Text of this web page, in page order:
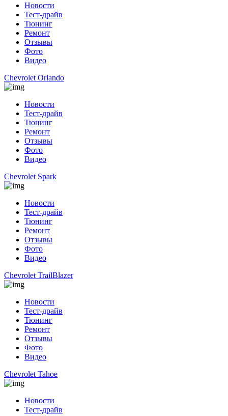
Новости
Тест-драйв
Тюнинг
Ремонт
Отзывы
Фото
Видео
Chevrolet Orlando
Новости
Тест-драйв
Тюнинг
Ремонт
Отзывы
Фото
Видео
Chevrolet Spark
Новости
Тест-драйв
Тюнинг
Ремонт
Отзывы
Фото
Видео
Chevrolet TrailBlazer
Новости
Тест-драйв
Тюнинг
Ремонт
Отзывы
Фото
Видео
Chevrolet Tahoe
Новости
Тест-драйв